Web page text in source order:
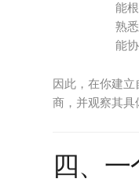
能
熟
能
因此，在你建立
商，并观察其具
四、